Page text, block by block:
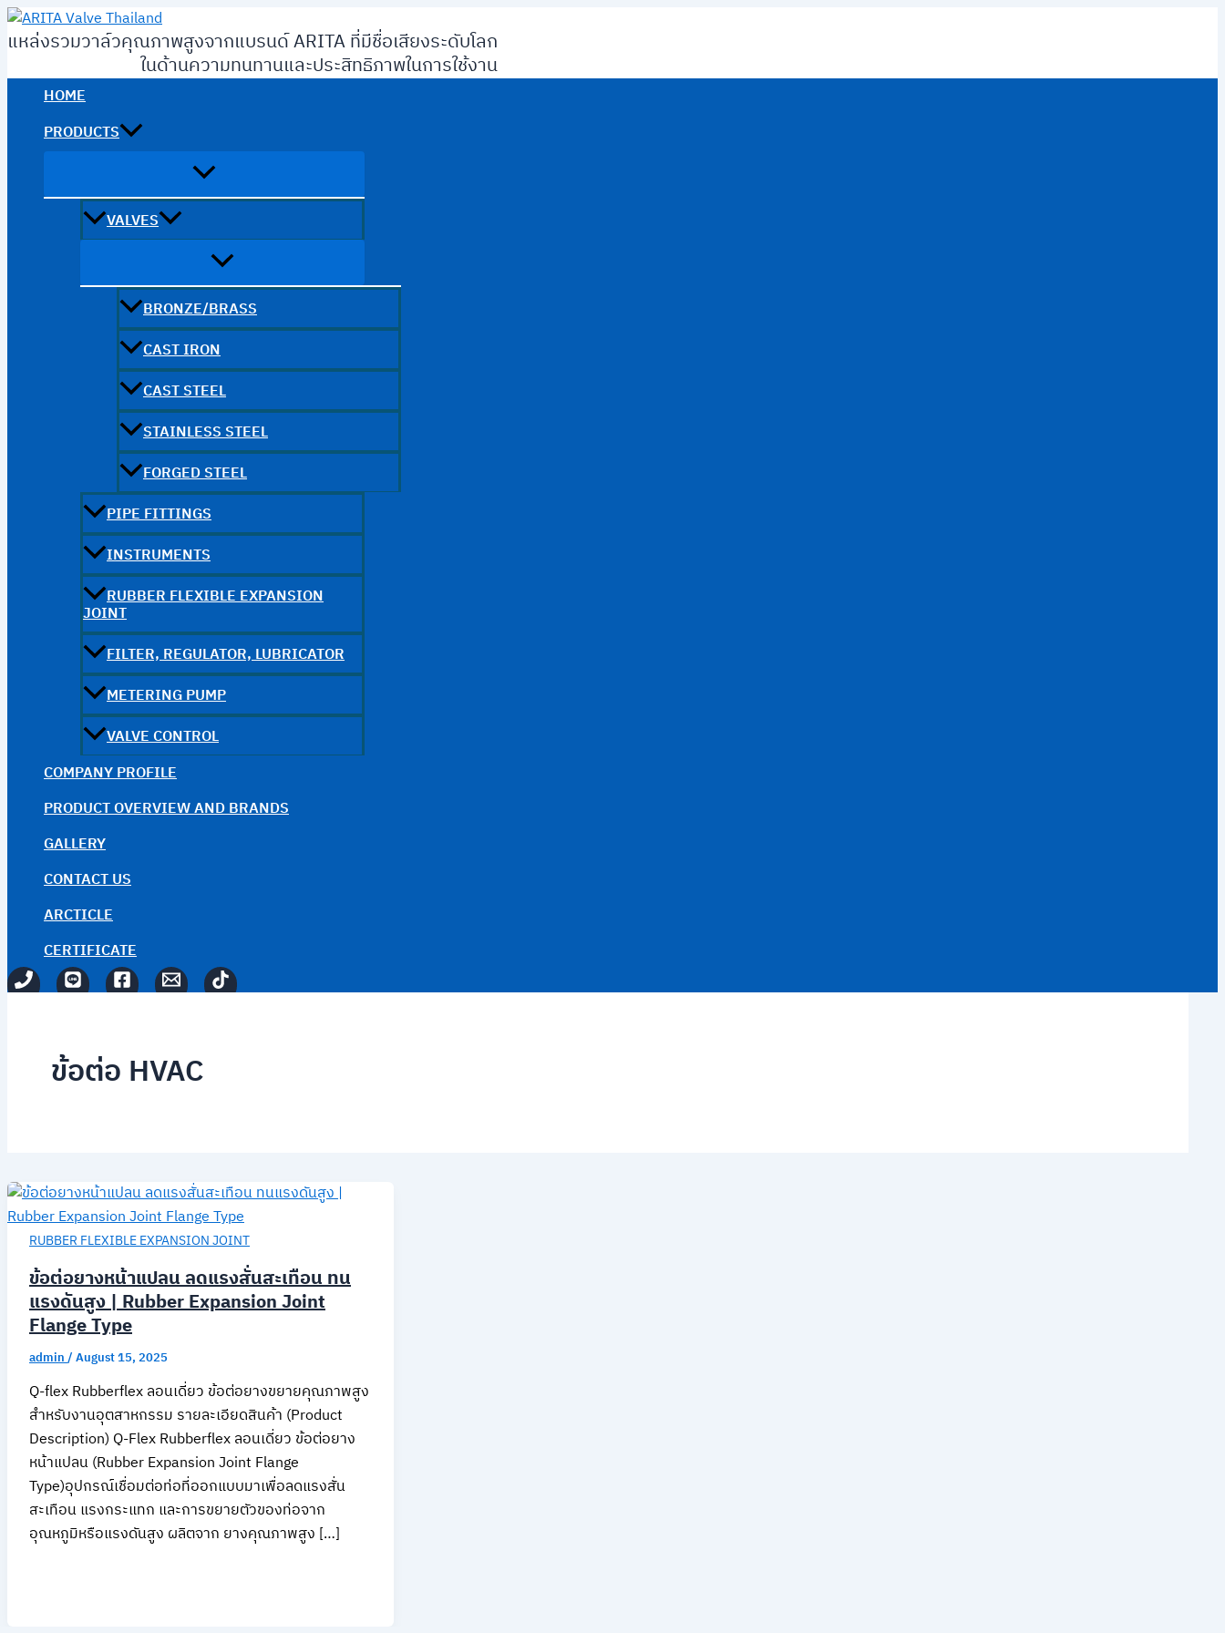
Skip
to
แหล่งรวมวาล์วคุณภาพสูงจากแบรนด์ ARITA ที่มีชื่อเสียงระดับโลก
ในด้านความทนทานและประสิทธิภาพในการใช้งาน
HOME
PRODUCTS
VALVES
BRONZE/BRASS
CAST IRON
CAST STEEL
STAINLESS STEEL
FORGED STEEL
PIPE FITTINGS
INSTRUMENTS
RUBBER FLEXIBLE EXPANSION
JOINT
FILTER, REGULATOR, LUBRICATOR
METERING PUMP
VALVE CONTROL
COMPANY PROFILE
PRODUCT OVERVIEW AND BRANDS
GALLERY
CONTACT US
ARCTICLE
CERTIFICATE
ข้อต่อ HVAC
RUBBER FLEXIBLE EXPANSION JOINT
ข้อต่อยางหน้าแปลน ลดแรงสั่นสะเทือน ทน
แรงดันสูง | Rubber Expansion Joint
Flange Type
admin/August 15, 2025
Q-flex Rubberflex ลอนเดี่ยว ข้อต่อยางขยายคุณภาพสูง
สำหรับงานอุตสาหกรรม รายละเอียดสินค้า (Product
Description) Q-Flex Rubberflex ลอนเดี่ยว ข้อต่อยาง
หน้าแปลน (Rubber Expansion Joint Flange
Type)อุปกรณ์เชื่อมต่อท่อที่ออกแบบมาเพื่อลดแรงสั่น
สะเทือน แรงกระแทก และการขยายตัวของท่อจาก
อุณหภูมิหรือแรงดันสูง ผลิตจาก ยางคุณภาพสูง […]